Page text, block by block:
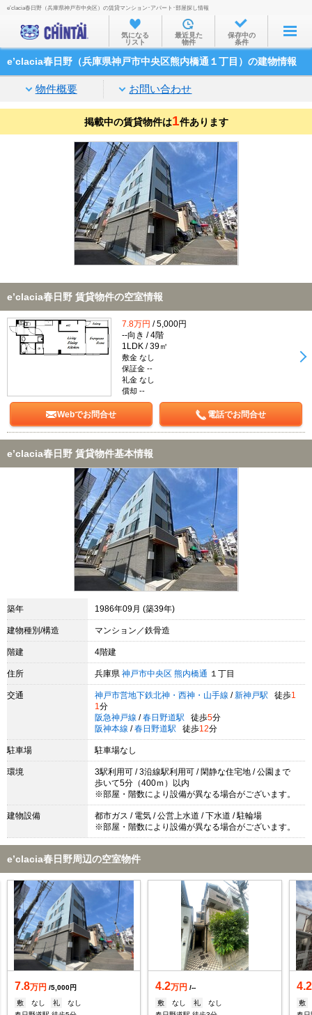
お部屋を探す
沿線・駅から
住所から
家賃相場から
通勤通学時間から
物件特集から
不動産会社から
TOP
e’clacia春日野（兵庫県神戸市中央区）の賃貸マンション･アパート･部屋探し情報
気になる
リスト
最近見た
物件
保存中の
条件
e’clacia春日野（兵庫県神戸市中央区熊内橋通１丁目）の建物情報
物件概要 お問い合わせ
掲載中の賃貸物件は1件あります
e’clacia春日野 賃貸物件の空室情報
7.8万円 / 5,000円
--向き / 4階
1LDK / 39㎡
敷金 なし
保証金 --
礼金 なし
償却 --
Webでお問合せ 電話でお問合せ
e’clacia春日野 賃貸物件基本情報
築年 1986年09月 (築39年)
建物種別/構造 マンション／鉄骨造
階建 4階建
住所 兵庫県 神戸市中央区 熊内橋通 １丁目
交通 神戸市営地下鉄北神・西神・山手線 / 新神戸駅 徒歩1
1 分
阪急神戸線 / 春日野道駅 徒歩5分
阪神本線 / 春日野道駅 徒歩12分
駐車場 駐車場なし
環境
3駅利用可 / 3沿線駅利用可 / 閑静な住宅地 / 公園まで
歩いて5分（400ｍ）以内
※部屋・階数により設備が異なる場合がございます。
建物設備
都市ガス / 電気 / 公営上水道 / 下水道 / 駐輪場
※部屋・階数により設備が異なる場合がございます。
e’clacia春日野周辺の空室物件
7.8万円 /5,000円
敷
なし 礼
なし
4.2万円 /--
敷
なし 礼
なし
4.2
敷